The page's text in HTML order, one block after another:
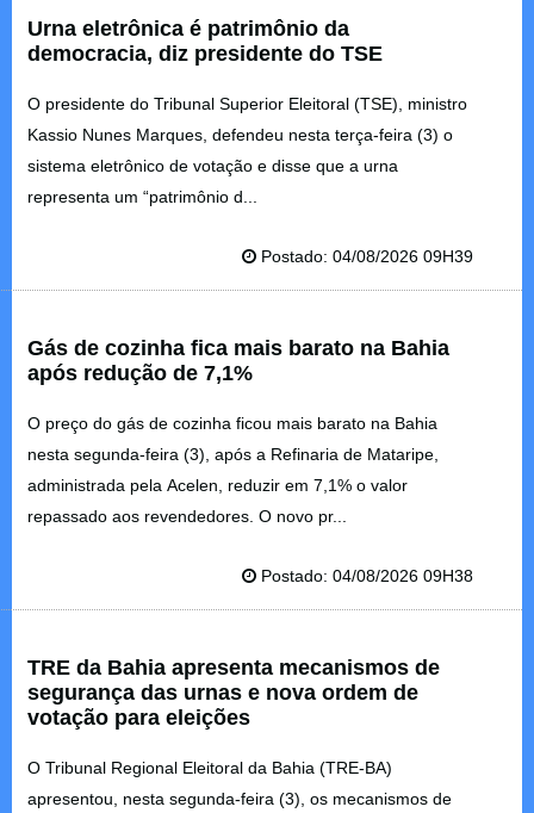
Urna eletrônica é patrimônio da
democracia, diz presidente do TSE
O presidente do Tribunal Superior Eleitoral (TSE), ministro
Kassio Nunes Marques, defendeu nesta terça-feira (3) o
sistema eletrônico de votação e disse que a urna
representa um “patrimônio d...
Postado: 04/08/2026 09H39
Gás de cozinha fica mais barato na Bahia
após redução de 7,1%
O preço do gás de cozinha ficou mais barato na Bahia
nesta segunda-feira (3), após a Refinaria de Mataripe,
administrada pela Acelen, reduzir em 7,1% o valor
repassado aos revendedores. O novo pr...
Postado: 04/08/2026 09H38
TRE da Bahia apresenta mecanismos de
segurança das urnas e nova ordem de
votação para eleições
O Tribunal Regional Eleitoral da Bahia (TRE-BA)
apresentou, nesta segunda-feira (3), os mecanismos de